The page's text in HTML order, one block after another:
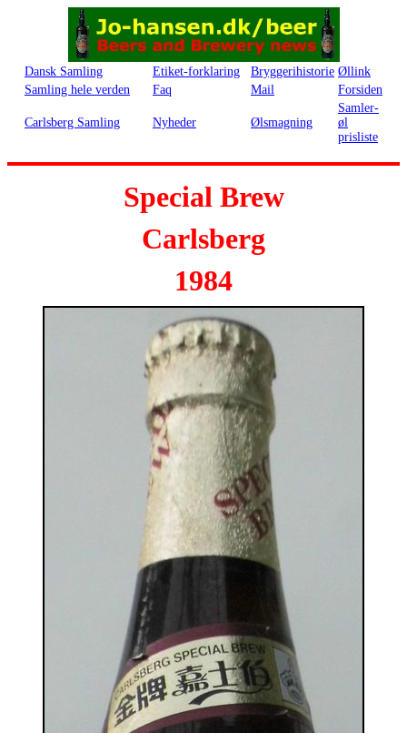
Dansk Samling Etiket-forklaring Bryggerihistorie Øllink
Samling hele verden
Faq Mail Forsiden
Carlsberg Samling Nyheder Ølsmagning
Samler-
øl
prisliste
Special Brew
Carlsberg
1984